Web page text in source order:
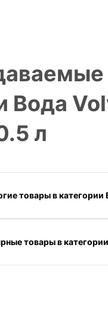
Вода
л
товары в
товары в